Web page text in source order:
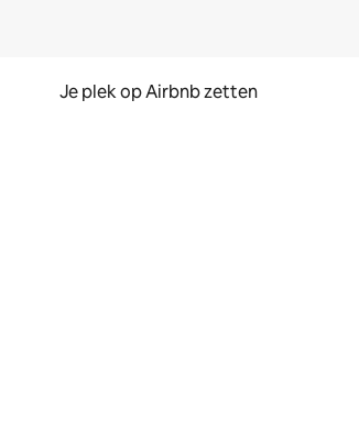
Je plek op Airbnb zetten